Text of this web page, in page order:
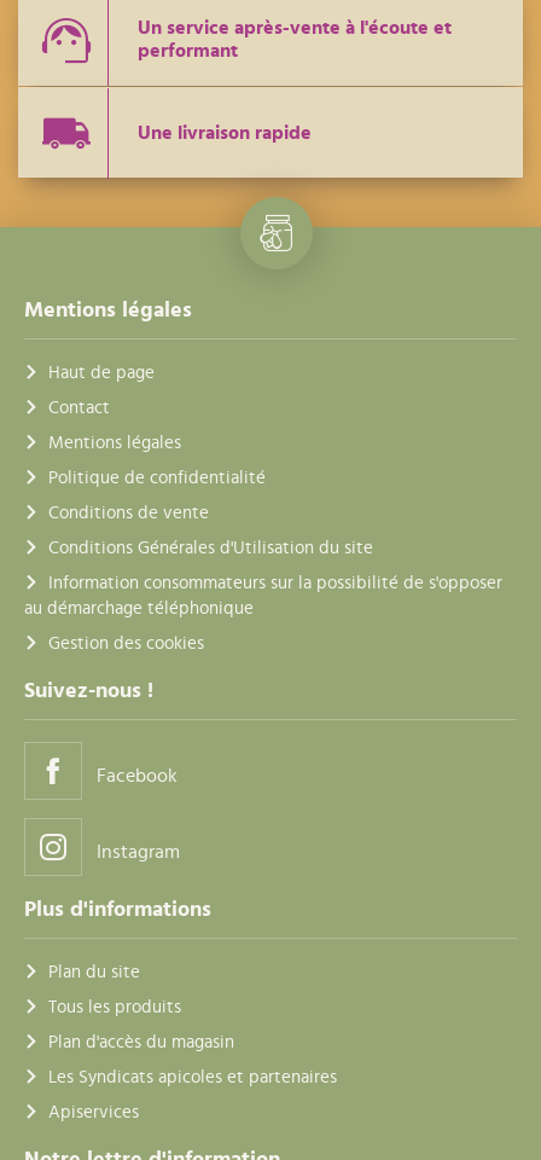
Un service après-vente à l'écoute et
performant
Une livraison rapide
Mentions légales
Haut de page
Contact
Mentions légales
Politique de confidentialité
Conditions de vente
Conditions Générales d'Utilisation du site
Information consommateurs sur la possibilité de s'opposer
au démarchage téléphonique
Gestion des cookies
Suivez-nous !
Facebook
Instagram
Plus d'informations
Plan du site
Tous les produits
Plan d'accès du magasin
Les Syndicats apicoles et partenaires
Apiservices